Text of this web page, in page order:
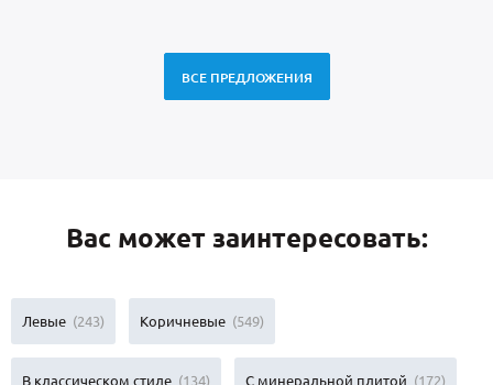
ВСЕ ПРЕДЛОЖЕНИЯ
Вас может заинтересовать:
Левые (243) Коричневые (549)
В классическом стиле (134) С минеральной плитой (172)